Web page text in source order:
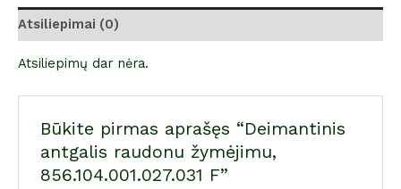
Atsiliepimai (0)
Atsiliepimų dar nėra.
Būkite pirmas aprašęs “Deimantinis
antgalis raudonu žymėjimu,
856.104.001.027.031 F”